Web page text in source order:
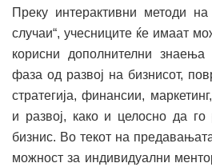
Преку интерактивни методи
случаи“, учесниците ќе имаат
корисни дополнителни
фаза од развој на бизнисот,
стратегија, финансии,
и развој, како и целосно да го
бизнис. Во текот на
можност за индивидуални